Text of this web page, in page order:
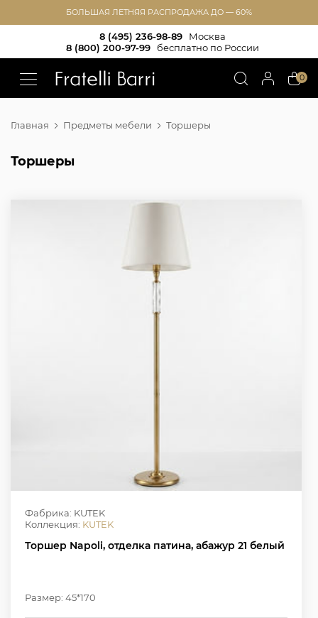
БОЛЬШАЯ ЛЕТНЯЯ РАСПРОДАЖА ДО — 60%
8 (495) 236-98-89
Москва
8 (800) 200-97-99
бесплатно по России
0
Главная Предметы мебели Торшеры
Торшеры
Фабрика: KUTEK
Коллекция: KUTEK
Торшер Napoli, отделка патина, абажур 21 белый
Размер: 45*170